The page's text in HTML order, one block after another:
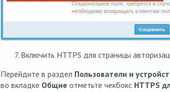
Включить HTTPS для страницы
Перейдите в раздел Пользователи и
во вкладке Общие отметьте чекбокс HTTPS